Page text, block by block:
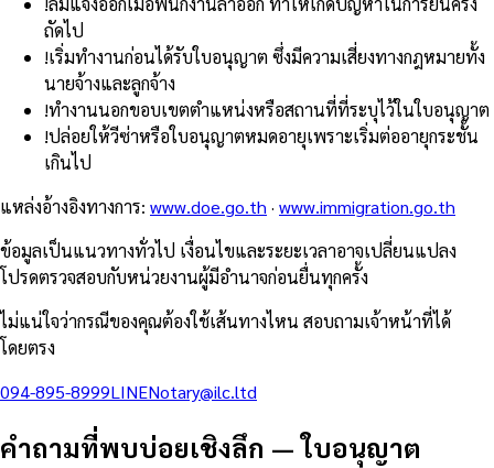
ถัดไป
!เริ่มทำงานก่อนได้รับใบอนุญาต ซึ่งมีความเสี่ยงทางกฎหมายทั้ง
นายจ้างและลูกจ้าง
!ทำงานนอกขอบเขตตำแหน่งหรือสถานที่ที่ระบุไว้ในใบอนุญาต
!ปล่อยให้วีซ่าหรือใบอนุญาตหมดอายุเพราะเริ่มต่ออายุกระชั้น
เกินไป
แหล่งอ้างอิงทางการ: www.doe.go.th · www.immigration.go.th
ข้อมูลเป็นแนวทางทั่วไป เงื่อนไขและระยะเวลาอาจเปลี่ยนแปลง
โปรดตรวจสอบกับหน่วยงานผู้มีอำนาจก่อนยื่นทุกครั้ง
ไม่แน่ใจว่ากรณีของคุณต้องใช้เส้นทางไหน สอบถามเจ้าหน้าที่ได้
โดยตรง
094-895-8999LINENotary@ilc.ltd
คำถามที่พบบ่อยเชิงลึก —ใบอนุญาต